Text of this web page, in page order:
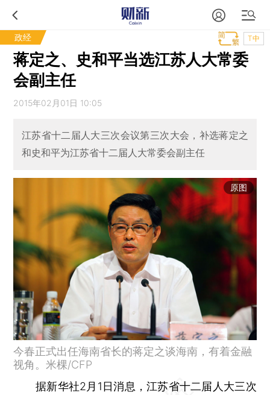
政经 T中
蒋定之、史和平当选江苏人大常委
会副主任
2015年02月01日 10:05
江苏省十二届人大三次会议第三次大会，补选蒋定之
和史和平为江苏省十二届人大常委会副主任
原图
今春正式出任海南省长的蒋定之谈海南，有着金融
视角。米棵/CFP
据新华社2月1日消息，江苏省十二届人大三次